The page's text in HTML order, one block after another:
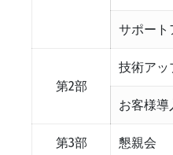
サポート
第2部
技術ア
お客様導
第3部 懇親会